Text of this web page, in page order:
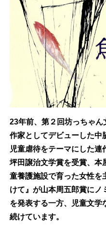
23年前、第２回坊っちゃん
作家としてデビューした中
児童虐待をテーマにした
坪田譲治文学賞を受賞、本
童養護施設で育った女性を
けて』が山本周五郎賞にノ
を発表する一方、児童文学
続けています。